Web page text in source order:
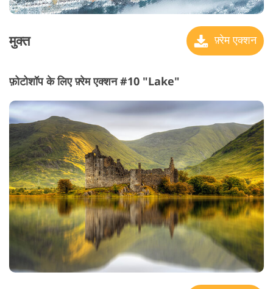
मुक्त फ़्रेम एक्शन
फ़ोटोशॉप के लिए फ़्रेम एक्शन #10 "Lake"